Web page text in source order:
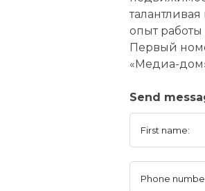
опыт
Первый
«Медиа-
Send
First name:
Phone